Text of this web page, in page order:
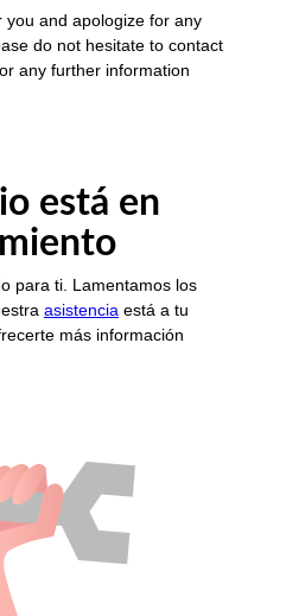
you and apologize for any
do not hesitate to contact
any further information
está en
para ti. Lamentamos los
asistencia está a tu
más información